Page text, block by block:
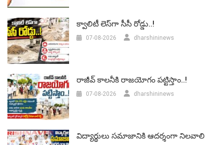
క్వాలిటీ లెస్‌గా సీసీ రోడ్డు..!
07-08-2026 dharshininews
రాజీవ్ కాలనీకి రాజయోగం పట్టిస్తాం..!
07-08-2026 dharshininews
విద్యార్థులు సమాజానికి ఆదర్శంగా నిలవాలి